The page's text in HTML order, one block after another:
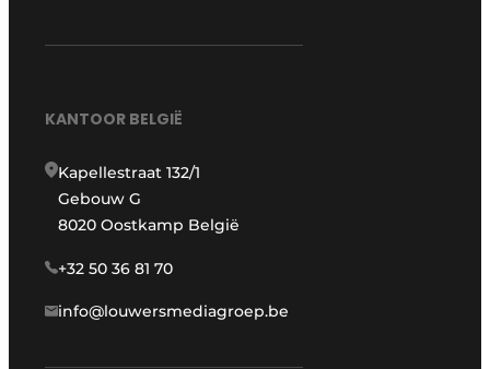
KANTOOR BELGIË
Kapellestraat 132/1
Gebouw G
8020 Oostkamp België
+32 50 36 81 70
info@louwersmediagroep.be